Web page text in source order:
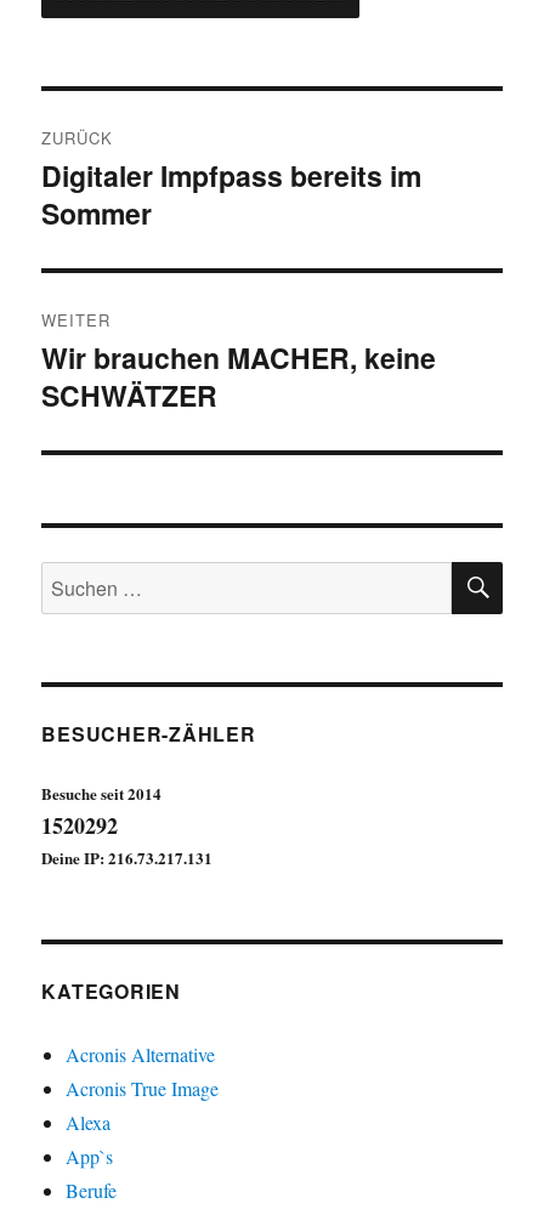
ZURÜCK
Vorheriger
Beitrag:
Digitaler Impfpass bereits im
Sommer
WEITER
Nächster
Beitrag:
Wir brauchen MACHER, keine
SCHWÄTZER
Suchen
nach:
BESUCHER-ZÄHLER
Besuche seit 2014
1520292
Deine IP: 216.73.217.131
KATEGORIEN
Acronis Alternative
Acronis True Image
Alexa
App`s
Berufe